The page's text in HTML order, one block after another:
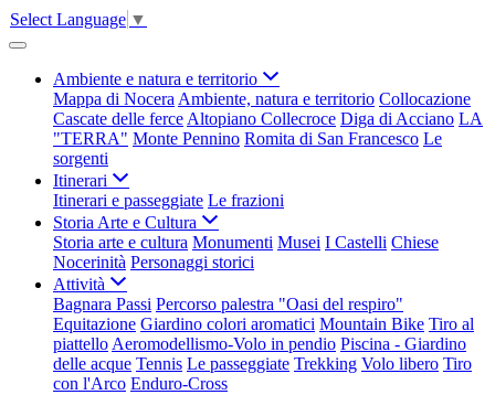
Select Language ▼
Ambiente e natura e territorio
Mappa di Nocera Ambiente, natura e territorio Collocazione
Cascate delle ferce Altopiano Collecroce Diga di Acciano LA
"TERRA" Monte Pennino Romita di San Francesco Le
sorgenti
Itinerari
Itinerari e passeggiate Le frazioni
Storia Arte e Cultura
Storia arte e cultura Monumenti Musei I Castelli Chiese
Nocerinità Personaggi storici
Attività
Bagnara Passi Percorso palestra "Oasi del respiro"
Equitazione Giardino colori aromatici Mountain Bike Tiro al
piattello Aeromodellismo-Volo in pendio Piscina - Giardino
delle acque Tennis Le passeggiate Trekking Volo libero Tiro
con l'Arco Enduro-Cross